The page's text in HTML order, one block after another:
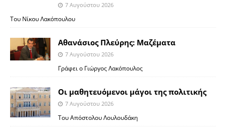
7 Αυγούστου 2026
Του Νίκου Λακόπουλου
Αθανάσιος Πλεύρης: Μαζέματα
7 Αυγούστου 2026
Γράφει ο Γιώργος Λακόπουλος
Οι μαθητευόμενοι μάγοι της πολιτικής
7 Αυγούστου 2026
Του Απόστολου Λουλουδάκη